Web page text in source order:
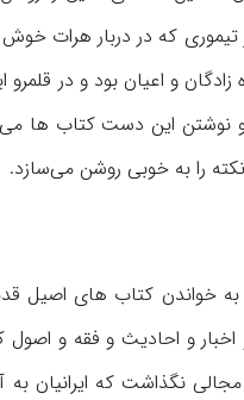
كه در دربار هرات
و اعیان بود و در
این دست كتاب ها
را به خوبی روشن می‌سازد.
به خواندن كتاب های
اخبار و احادیث و فقه و
نگذاشت كه ایرانیان